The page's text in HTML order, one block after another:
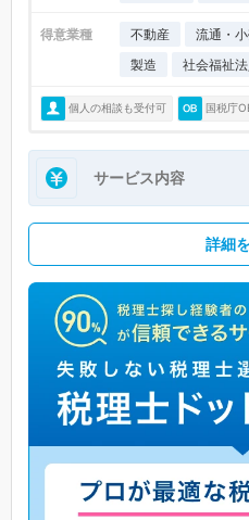
得意業種 不動産 流通・
製造
社会福祉法
個人の相談も受付可 国税庁
サービス内容
詳細